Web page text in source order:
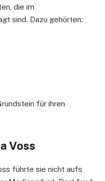
die im
sind. Dazu gehörten:
für ihren
Voss
führte sie nicht aufs